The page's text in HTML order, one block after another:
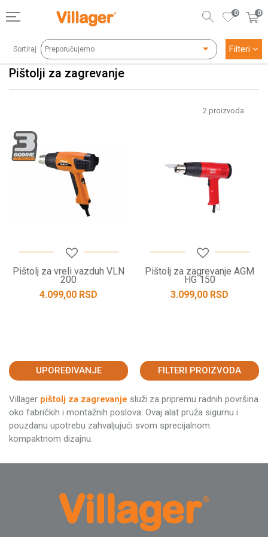
0
0
Pištolji za zagrevanje
Sortiraj Filteri
2 proizvoda
Pištolj za vreli vazduh VLN
200
4.099,00 RSD
Pištolj za zagrevanje AGM
HG 150
3.099,00 RSD
UPOREĐIVANJE FILTERI PROIZVODA
Villager pištolj za zagrevanje služi za pripremu radnih površina
oko fabričkih i montažnih poslova. Ovaj alat pruža sigurnu i
pouzdanu upotrebu zahvaljujući svom sprecijalnom
kompaktnom dizajnu.